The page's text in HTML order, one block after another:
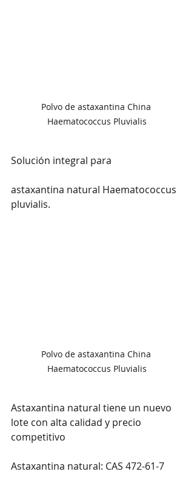
Polvo de astaxantina China
Haematococcus Pluvialis
Solución integral para
astaxantina natural Haematococcus
pluvialis.
Polvo de astaxantina China
Haematococcus Pluvialis
Astaxantina natural tiene un nuevo
lote con alta calidad y precio
competitivo
Astaxantina natural: CAS 472-61-7